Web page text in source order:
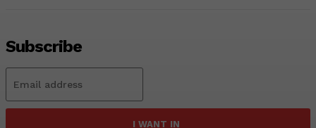
Subscribe
I WANT IN